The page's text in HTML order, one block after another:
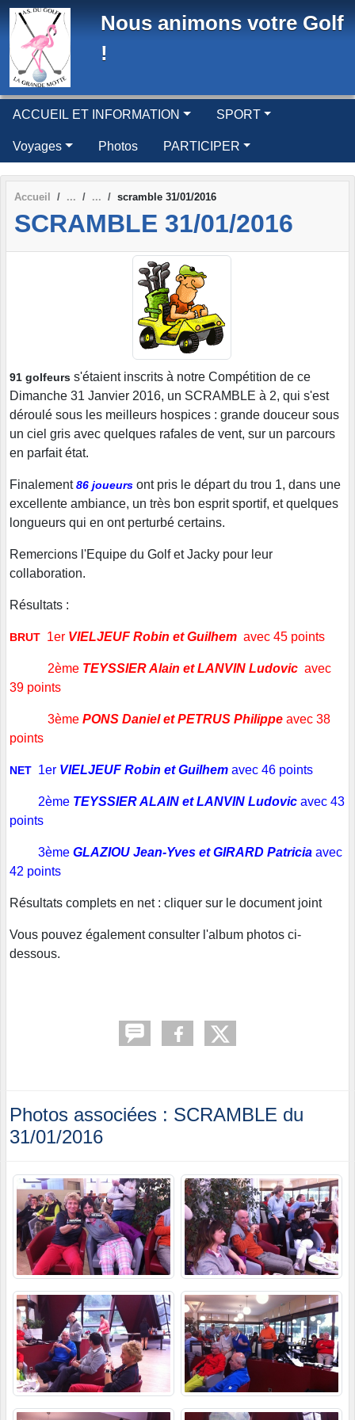
Nous animons votre Golf
!
ACCUEIL ET INFORMATION SPORT
Voyages Photos PARTICIPER
Accueil scramble 31/01/2016
SCRAMBLE 31/01/2016
91 golfeurs s'étaient inscrits à notre Compétition de ce
Dimanche 31 Janvier 2016, un SCRAMBLE à 2, qui s'est
déroulé sous les meilleurs hospices : grande douceur sous
un ciel gris avec quelques rafales de vent, sur un parcours
en parfait état.
Finalement86 joueurs ont pris le départ du trou 1, dans une
excellente ambiance, un très bon esprit sportif, et quelques
longueurs qui en ont perturbé certains.
Remercions l'Equipe du Golf et Jacky pour leur
collaboration.
Résultats :
BRUT 1er VIELJEUF Robin et Guilhem avec 45 points
2ème TEYSSIER Alain et LANVIN Ludovic avec
39 points
3ème PONS Daniel et PETRUS Philippe avec 38
points
NET 1er VIELJEUF Robin et Guilhem avec 46 points
2ème TEYSSIER ALAIN et LANVIN Ludovic avec 43
points
3ème GLAZIOU Jean-Yves et GIRARD Patricia avec
42 points
Résultats complets en net : cliquer sur le document joint
Vous pouvez également consulter l'album photos ci-
dessous.
Photos associées : SCRAMBLE du
31/01/2016
Panneau de gestion des cookies